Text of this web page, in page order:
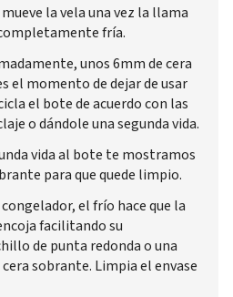
la vela una vez la llama
fría.
unos 6mm de cera
el momento de dejar de usar
el bote de acuerdo con las
o dándole una segunda vida.
vida al bote te mostramos
para que quede limpio.
el frío hace que la
facilitando su
de punta redonda o una
sobrante. Limpia el envase